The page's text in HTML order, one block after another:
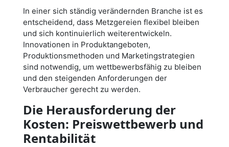
In einer sich ständig verändernden Branche ist es
entscheidend, dass Metzgereien flexibel bleiben
und sich kontinuierlich weiterentwickeln.
Innovationen in Produktangeboten,
Produktionsmethoden und Marketingstrategien
sind notwendig, um wettbewerbsfähig zu bleiben
und den steigenden Anforderungen der
Verbraucher gerecht zu werden.
Die Herausforderung der
Kosten: Preiswettbewerb und
Rentabilität